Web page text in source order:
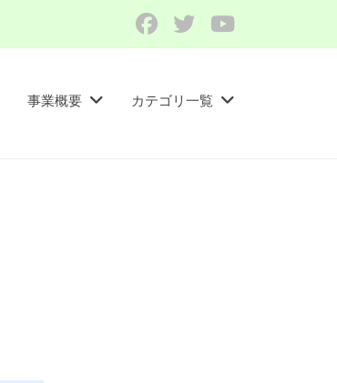
Facebook
TwitterYouTube
事業概要 カテゴリ一覧